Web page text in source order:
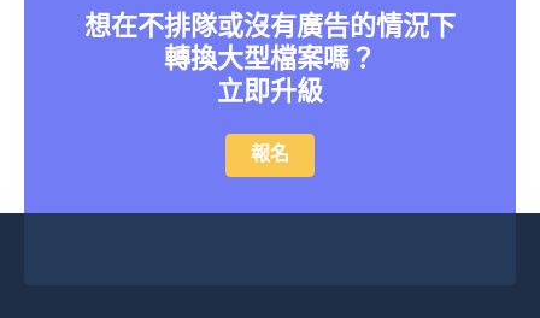
想在不排隊或沒有廣告的情況下
轉換大型檔案嗎？
立即升級
報名